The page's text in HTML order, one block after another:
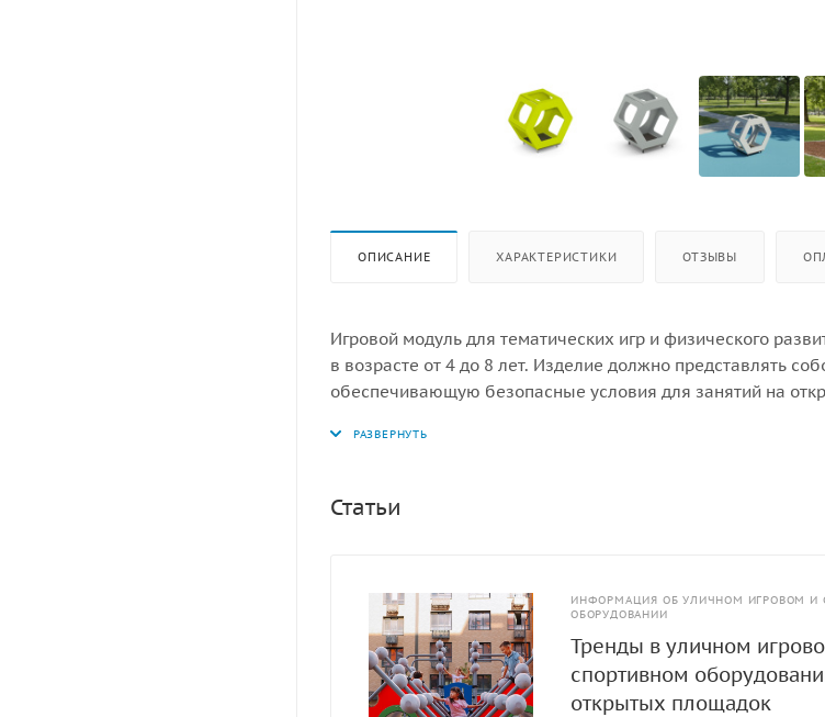
ОПИСАНИЕ ХАРАКТЕРИСТИКИ ОТЗЫВЫ
Игровой модуль для тематических игр и физического
в возрасте от 4 до 8 лет. Изделие должно представлять
обеспечивающую безопасные условия для занятий на
представляет собой конструкцию в виде шестигранного
Статьи
ИНФОРМАЦИЯ ОБ УЛИЧНОМ ИГРОВОМ И
ОБОРУДОВАНИИ
Тренды в уличном
спортивном
открытых площадок